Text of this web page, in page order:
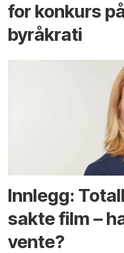
for konkurs
byråkrati
Innlegg:
sakte film –
vente?